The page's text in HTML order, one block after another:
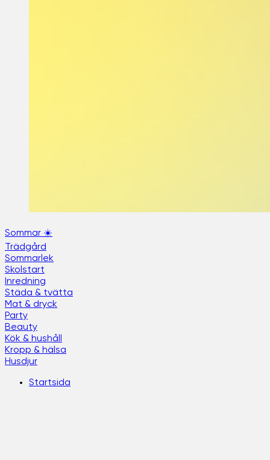
Sommar ☀️
Trädgård
Sommarlek
Skolstart
Inredning
Städa & tvätta
Mat & dryck
Party
Beauty
Kök & hushåll
Kropp & hälsa
Husdjur
Startsida